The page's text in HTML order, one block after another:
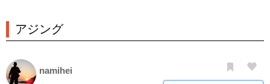
アジング
namihei